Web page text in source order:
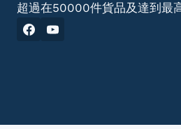
超過在50000件貨品及達到最